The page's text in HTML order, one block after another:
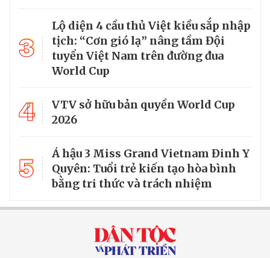
3
Lộ diện 4 cầu thủ Việt kiều sắp nhập
tịch: “Cơn gió lạ” nâng tầm Đội
tuyển Việt Nam trên đường đua
World Cup
4
VTV sở hữu bản quyền World Cup
2026
5
Á hậu 3 Miss Grand Vietnam Đinh Y
Quyên: Tuổi trẻ kiến tạo hòa bình
bằng tri thức và trách nhiệm